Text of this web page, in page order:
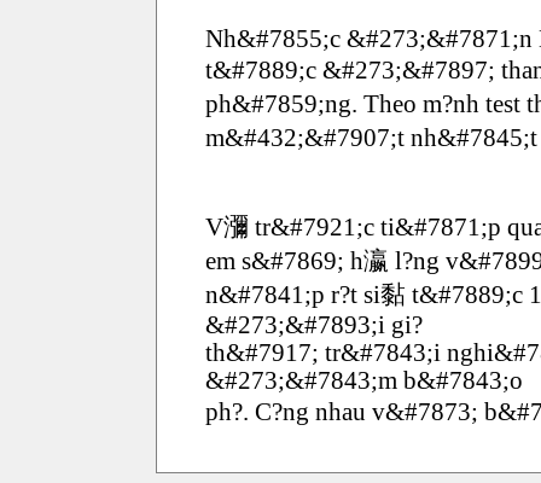
Nh&#7855;c
t&#7889;c &#273;&#7897;
ph&#7859;ng. Theo m?nh test
m&#432;&#7907;t nh&#7845;t
V瀰 tr&#7921;c ti&#7871;p
em s&#7869; h瀛 l?ng
n&#7841;p r?t si黏 t&#7889;c
&#273;&#7893;i gi?
th&#7917; tr&#7843;i
&#273;&#7843;m b&#7843;o
ph?. C?ng nhau v&#7873;